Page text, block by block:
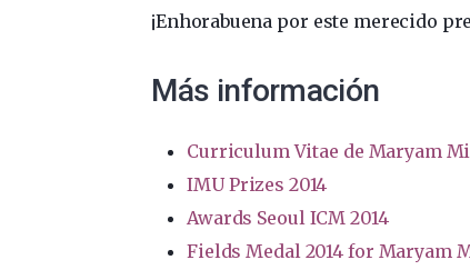
¡Enhorabuena por este merecido
Más información
Curriculum Vitae de Maryam
IMU Prizes 2014
Awards Seoul ICM 2014
Fields Medal 2014 for Maryam